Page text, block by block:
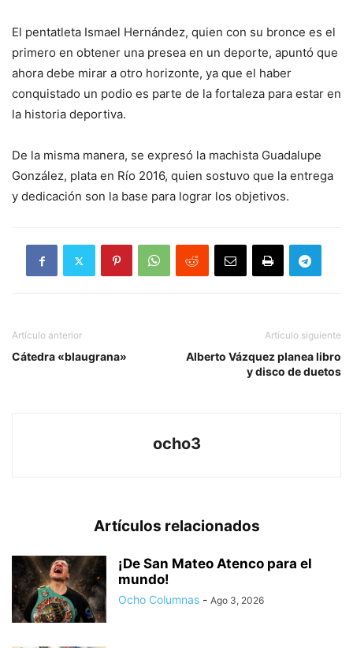
El pentatleta Ismael Hernández, quien con su bronce es el
primero en obtener una presea en un deporte, apuntó que
ahora debe mirar a otro horizonte, ya que el haber
conquistado un podio es parte de la fortaleza para estar en
la historia deportiva.
De la misma manera, se expresó la machista Guadalupe
González, plata en Río 2016, quien sostuvo que la entrega
y dedicación son la base para lograr los objetivos.
Artículo anterior
Cátedra «blaugrana»
Artículo siguiente
Alberto Vázquez planea libro
y disco de duetos
ocho3
Artículos relacionados
¡De San Mateo Atenco para el
mundo!
Ocho Columnas - Ago 3, 2026